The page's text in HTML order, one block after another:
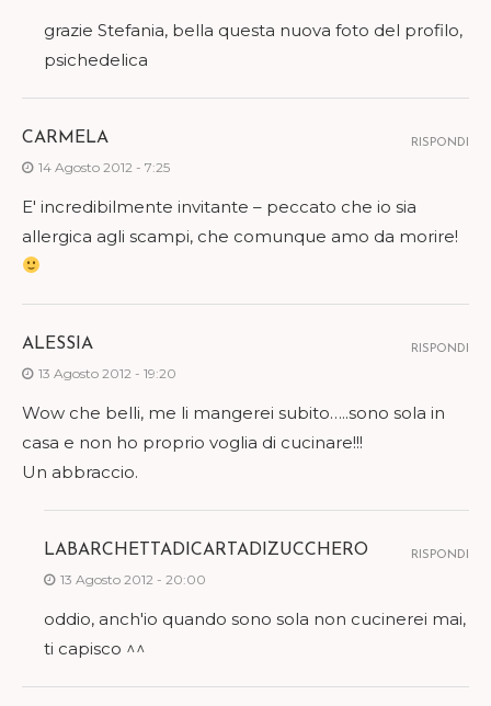
grazie Stefania, bella questa nuova foto del profilo,
psichedelica
CARMELA
14 Agosto 2012 - 7:25
E' incredibilmente invitante – peccato che io sia
allergica agli scampi, che comunque amo da morire!
RISPONDI
ALESSIA
13 Agosto 2012 - 19:20
Wow che belli, me li mangerei subito…..sono sola in
casa e non ho proprio voglia di cucinare!!!
Un abbraccio.
RISPONDI
LABARCHETTADICARTADIZUCCHERO
13 Agosto 2012 - 20:00
oddio, anch'io quando sono sola non cucinerei mai,
ti capisco ^^
RISPONDI